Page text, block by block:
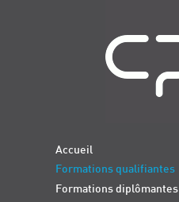
Accueil
Formations qualifiantes
Formations diplômantes